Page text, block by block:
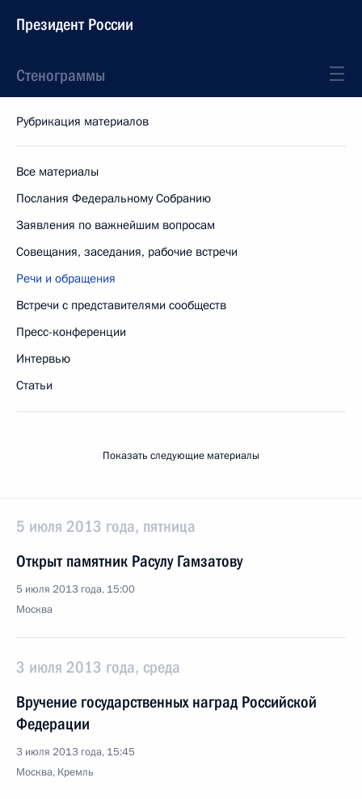
Президент России
Стенограммы
Рубрикация материалов
Все материалы
Послания Федеральному Собранию
Заявления по важнейшим вопросам
Совещания, заседания, рабочие встречи
Речи и обращения
Встречи с представителями сообществ
Пресс-конференции
Интервью
Статьи
Показать следующие материалы
5 июля 2013 года, пятница
Открыт памятник Расулу Гамзатову
5 июля 2013 года, 15:00
Москва
3 июля 2013 года, среда
Вручение государственных наград Российской
Федерации
3 июля 2013 года, 15:45
Москва, Кремль